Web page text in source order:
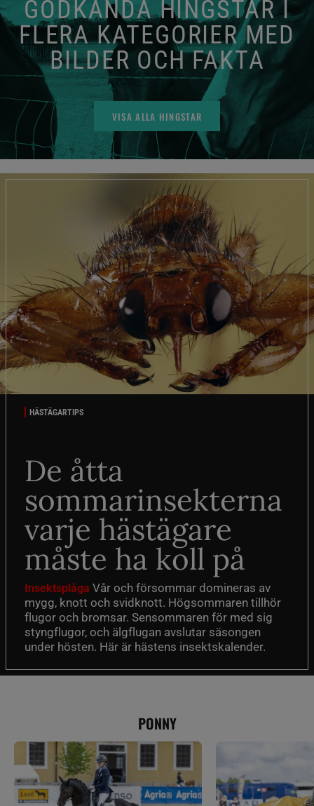
GODKÄNDA HINGSTAR I
FLERA KATEGORIER MED
BILDER OCH FAKTA
VISA ALLA HINGSTAR
HÄSTÄGARTIPS
De åtta
sommarinsekterna
varje hästägare
måste ha koll på
Insektsplåga Vår och försommar domineras av
mygg, knott och svidknott. Högsommaren tillhör
flugor och bromsar. Sensommaren för med sig
styngflugor, och älgflugan avslutar säsongen
under hösten. Här är hästens insektskalender.
PONNY